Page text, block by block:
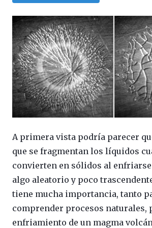
A primera vista podría parecer
que se fragmentan los líquidos
convierten en sólidos al
algo aleatorio y poco
tiene mucha importancia, tanto
comprender procesos naturales,
enfriamiento de un magma